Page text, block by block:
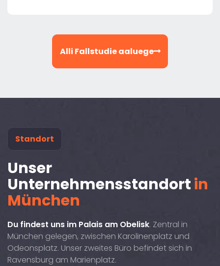
Alli Fallstudie aaluege
Standort
Unser
Unternehmensstandortin
München
Du findest uns im Palais am Obelisk. Zentral in
München gelegen, zwischen Karolinenplatz und
Odeonsplatz. Unser zweites Büro befindet sich in
Ravensburg am Marienplatz.